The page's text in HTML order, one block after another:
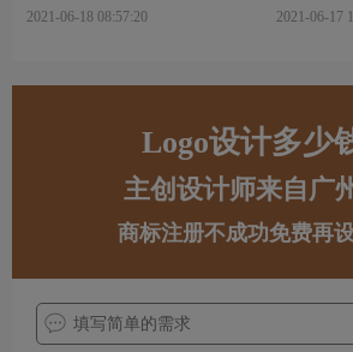
2021-06-18 08:57:20 2021-06-17
Logo设计多少
主创设计师来自广
商标注册不成功免费再